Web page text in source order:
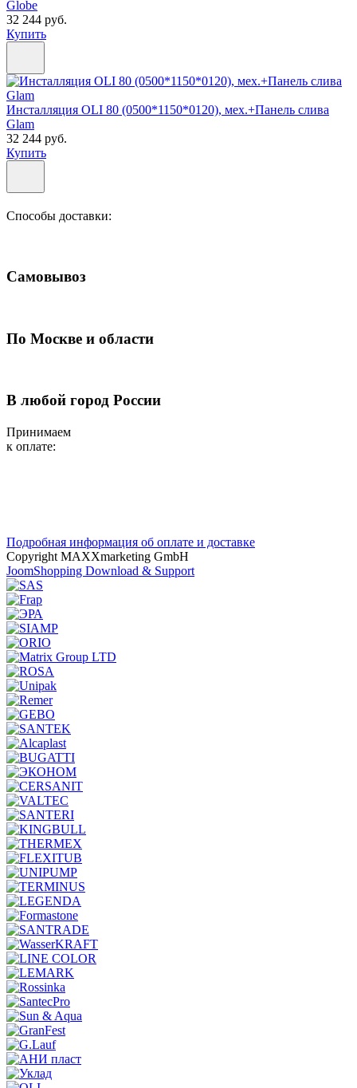
Globe
32 244 руб.
Купить
Инсталляция OLI 80 (0500*1150*0120), мех.+Панель слива
Glam
32 244 руб.
Купить
Способы доставки:
Самовывоз
По Москве и области
В любой город России
Принимаем
к оплате:
Подробная информация об оплате и доставке
Copyright MAXXmarketing GmbH
JoomShopping Download & Support